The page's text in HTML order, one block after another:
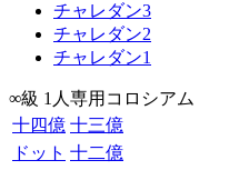
チャレダン3
チャレダン2
チャレダン1
∞級 1人専用コロシアム
十四億 十三億
ドット 十二億